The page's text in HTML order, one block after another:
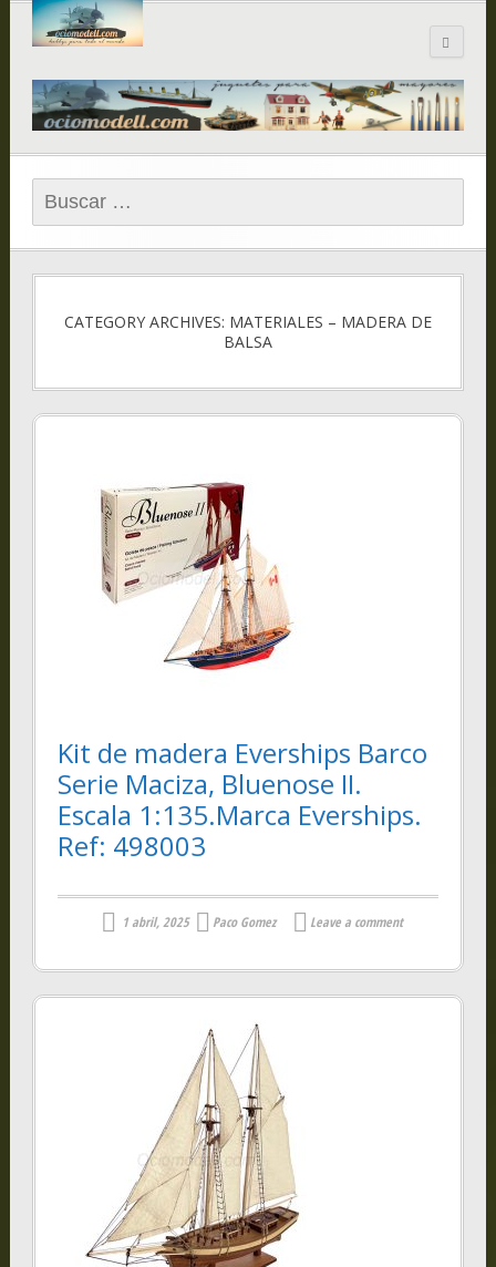
ociomodell.com
Buscar:
CATEGORY ARCHIVES: MATERIALES – MADERA DE
BALSA
Kit de madera Everships Barco
Serie Maciza, Bluenose II.
Escala 1:135.Marca Everships.
Ref: 498003
1 abril, 2025 Paco Gomez Leave a comment